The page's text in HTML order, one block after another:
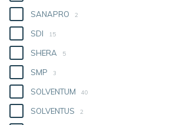
SANAPRO 2
SDI 15
SHERA 5
SMP 3
SOLVENTUM 40
SOLVENTUS 2